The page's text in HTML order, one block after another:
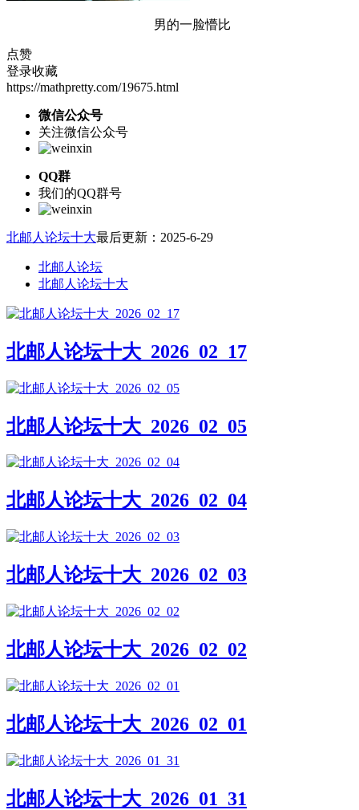
男的一脸懵比
点赞
登录收藏
https://mathpretty.com/19675.html
微信公众号
关注微信公众号
QQ群
我们的QQ群号
北邮人论坛十大最后更新：2025-6-29
北邮人论坛
北邮人论坛十大
北邮人论坛十大_2026_02_17
北邮人论坛十大_2026_02_05
北邮人论坛十大_2026_02_04
北邮人论坛十大_2026_02_03
北邮人论坛十大_2026_02_02
北邮人论坛十大_2026_02_01
北邮人论坛十大_2026_01_31